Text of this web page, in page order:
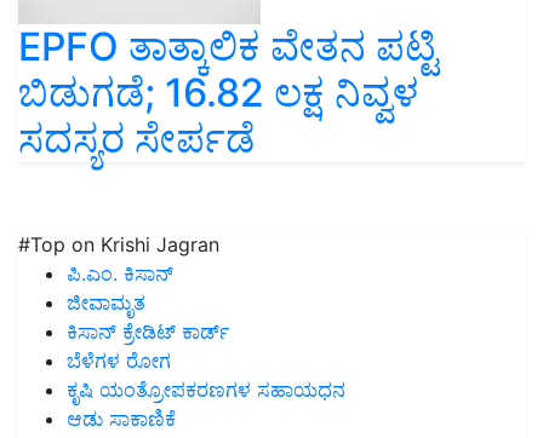
EPFO ತಾತ್ಕಾಲಿಕ ವೇತನ ಪಟ್ಟಿ
ಬಿಡುಗಡೆ; 16.82 ಲಕ್ಷ ನಿವ್ವಳ
ಸದಸ್ಯರ ಸೇರ್ಪಡೆ
#Top on Krishi Jagran
ಪಿ.ಎಂ. ಕಿಸಾನ್
ಜೀವಾಮೃತ
ಕಿಸಾನ್ ಕ್ರೇಡಿಟ್ ಕಾರ್ಡ್
ಬೆಳೆಗಳ ರೋಗ
ಕೃಷಿ ಯಂತ್ರೋಪಕರಣಗಳ ಸಹಾಯಧನ
ಆಡು ಸಾಕಾಣಿಕೆ